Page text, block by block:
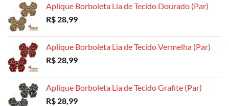
Aplique Borboleta Lia de Tecido Dourado (Par)
R$ 28,99
Aplique Borboleta Lia de Tecido Vermelha (Par)
R$ 28,99
Aplique Borboleta Lia de Tecido Grafite (Par)
R$ 28,99